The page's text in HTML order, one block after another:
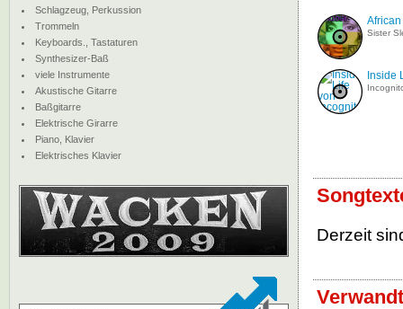
Sister
Inside
Derzeit
Schlagzeug, Perkussion
Trommeln
Keyboards., Tastaturen
Synthesizer-Baß
viele Instrumente
Akustische Gitarre
Baßgitarre
Elektrische Girarre
Piano, Klavier
Elektrisches Klavier